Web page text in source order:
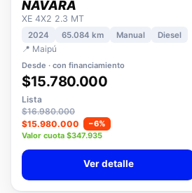
NISSAN
NAVARA
XE 4X2 2.3 MT
2024
📍 Maipú
Desde · con financiamiento
$15.780.000
Lista
$16.980.000
$15.980.000
−6%
Valor cuota $347.935